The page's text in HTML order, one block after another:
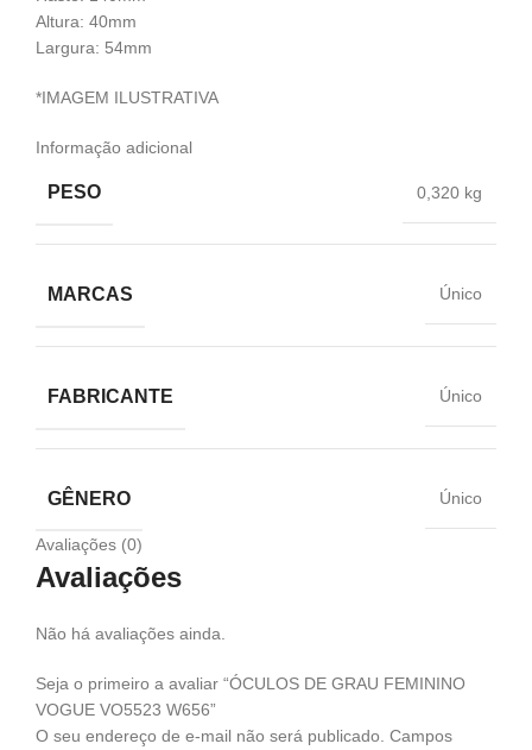
Altura: 40mm
Largura: 54mm
*IMAGEM ILUSTRATIVA
Informação adicional
PESO 0,320 kg
MARCAS Único
FABRICANTE Único
GÊNERO Único
Avaliações (0)
Avaliações
Não há avaliações ainda.
Seja o primeiro a avaliar “ÓCULOS DE GRAU FEMININO
VOGUE VO5523 W656”
O seu endereço de e-mail não será publicado. Campos